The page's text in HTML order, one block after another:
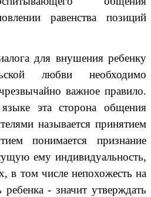
равенства позиций
внушения ребенку
любви необходимо
важное правило.
эта сторона общения
называется принятием
понимается признание
ему индивидуальность,
в том числе непохожесть на
- значит утверждать